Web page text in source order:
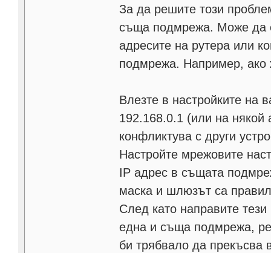
За да решите този
съща подмрежа. Може да
адресите на рутера или
подмрежа. Например, ако
Влезте в настройките на
192.168.0.1 (или на някой
конфликтува с други
Настройте мрежовите
IP адрес в същата
маска и шлюзът са
След като направите
една и съща подмрежа,
би трябвало да прекъсва